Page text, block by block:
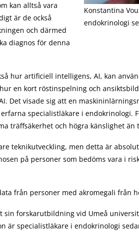
Konstantina
endokrinologi
kan alltså vara
är de också
och därmed
diagnos för denna
hur artificiell intelligens, AI, kan
en kort röstinspelning och
Det visade sig att en
specialistläkare i endokrinologi.
träffsäkerhet och högra känslighet än
teknikutveckling, men detta är
på personer som bedöms vara i
från personer med akromegali från
sin forskarutbildning vid Umeå
är specialistläkare i endokrinologi